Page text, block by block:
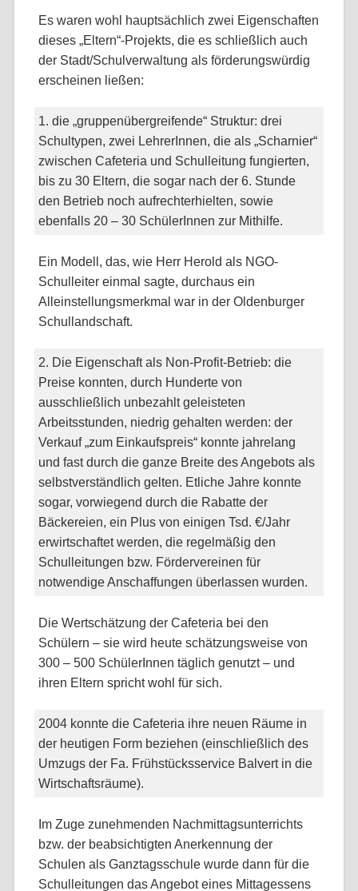
Es waren wohl hauptsächlich zwei Eigenschaften
dieses „Eltern“-Projekts, die es schließlich auch
der Stadt/Schulverwaltung als förderungswürdig
erscheinen ließen:
1. die „gruppenübergreifende“ Struktur: drei
Schultypen, zwei LehrerInnen, die als „Scharnier“
zwischen Cafeteria und Schulleitung fungierten,
bis zu 30 Eltern, die sogar nach der 6. Stunde
den Betrieb noch aufrechterhielten, sowie
ebenfalls 20 – 30 SchülerInnen zur Mithilfe.
Ein Modell, das, wie Herr Herold als NGO-
Schulleiter einmal sagte, durchaus ein
Alleinstellungsmerkmal war in der Oldenburger
Schullandschaft.
2. Die Eigenschaft als Non-Profit-Betrieb: die
Preise konnten, durch Hunderte von
ausschließlich unbezahlt geleisteten
Arbeitsstunden, niedrig gehalten werden: der
Verkauf „zum Einkaufspreis“ konnte jahrelang
und fast durch die ganze Breite des Angebots als
selbstverständlich gelten. Etliche Jahre konnte
sogar, vorwiegend durch die Rabatte der
Bäckereien, ein Plus von einigen Tsd. €/Jahr
erwirtschaftet werden, die regelmäßig den
Schulleitungen bzw. Fördervereinen für
notwendige Anschaffungen überlassen wurden.
Die Wertschätzung der Cafeteria bei den
Schülern – sie wird heute schätzungsweise von
300 – 500 SchülerInnen täglich genutzt – und
ihren Eltern spricht wohl für sich.
2004 konnte die Cafeteria ihre neuen Räume in
der heutigen Form beziehen (einschließlich des
Umzugs der Fa. Frühstücksservice Balvert in die
Wirtschaftsräume).
Im Zuge zunehmenden Nachmittagsunterrichts
bzw. der beabsichtigten Anerkennung der
Schulen als Ganztagsschule wurde dann für die
Schulleitungen das Angebot eines Mittagessens